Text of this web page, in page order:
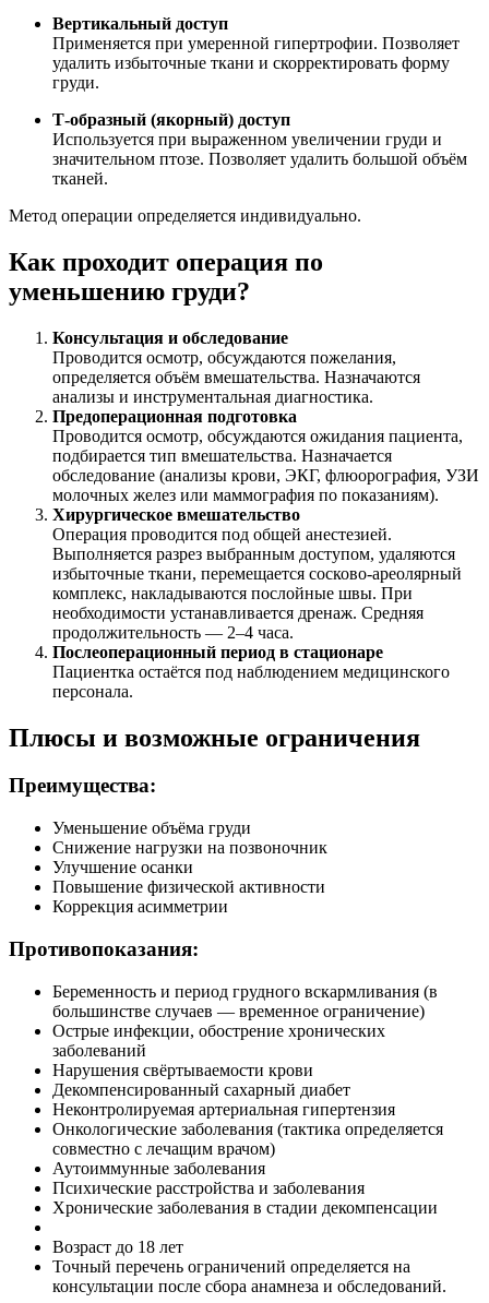
Вертикальный доступ
Применяется при умеренной гипертрофии. Позволяет
удалить избыточные ткани и скорректировать форму
груди.
Т-образный (якорный) доступ
Используется при выраженном увеличении груди и
значительном птозе. Позволяет удалить большой объём
тканей.
Метод операции определяется индивидуально.
Как проходит операция по
уменьшению груди?
Консультация и обследование
Проводится осмотр, обсуждаются пожелания,
определяется объём вмешательства. Назначаются
анализы и инструментальная диагностика.
Предоперационная подготовка
Проводится осмотр, обсуждаются ожидания пациента,
подбирается тип вмешательства. Назначается
обследование (анализы крови, ЭКГ, флюорография, УЗИ
молочных желез или маммография по показаниям).
Хирургическое вмешательство
Операция проводится под общей анестезией.
Выполняется разрез выбранным доступом, удаляются
избыточные ткани, перемещается сосково-ареолярный
комплекс, накладываются послойные швы. При
необходимости устанавливается дренаж. Средняя
продолжительность — 2–4 часа.
Послеоперационный период в стационаре
Пациентка остаётся под наблюдением медицинского
персонала.
Плюсы и возможные ограничения
Преимущества:
Уменьшение объёма груди
Снижение нагрузки на позвоночник
Улучшение осанки
Повышение физической активности
Коррекция асимметрии
Противопоказания:
Беременность и период грудного вскармливания (в
большинстве случаев — временное ограничение)
Острые инфекции, обострение хронических
заболеваний
Нарушения свёртываемости крови
Декомпенсированный сахарный диабет
Неконтролируемая артериальная гипертензия
Онкологические заболевания (тактика определяется
совместно с лечащим врачом)
Аутоиммунные заболевания
Психические расстройства и заболевания
Хронические заболевания в стадии декомпенсации
Возраст до 18 лет
Точный перечень ограничений определяется на
консультации после сбора анамнеза и обследований.